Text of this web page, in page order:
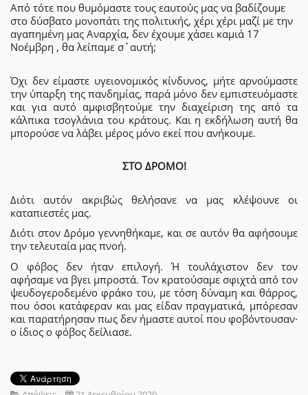
Από τότε που θυμόμαστε τους εαυτούς μας να βαδίζουμε
στο δύσβατο μονοπάτι της πολιτικής, χέρι χέρι μαζί με την
αγαπημένη μας Αναρχία, δεν έχουμε χάσει καμιά 17
Νοέμβρη , θα λείπαμε σ΄αυτή;
Όχι δεν είμαστε υγειονομικός κίνδυνος, μήτε αρνούμαστε
την ύπαρξη της πανδημίας, παρά μόνο δεν εμπιστευόμαστε
και για αυτό αμφισβητούμε την διαχείριση της από τα
κάλπικα τσογλάνια του κράτους. Και η εκδήλωση αυτή θα
μπορούσε να λάβει μέρος μόνο εκεί που ανήκουμε.
ΣΤΟ ΔΡΟΜΟ!
Διότι αυτόν ακριβώς θελήσανε να μας κλέψουνε οι
καταπιεστές μας.
Διότι στον Δρόμο γεννηθήκαμε, και σε αυτόν θα αφήσουμε
την τελευταία μας πνοή.
Ο φόβος δεν ήταν επιλογή. Ή τουλάχιστον δεν τον
αφήσαμε να βγει μπροστά. Τον κρατούσαμε σφιχτά από τον
ψευδογεροδεμένο φράκο του, με τόση δύναμη και θάρρος,
που όσοι κατάφεραν και μας είδαν πραγματικά, μπόρεσαν
και παρατήρησαν πως δεν ήμαστε αυτοί που φοβόντουσαν·
ο ίδιος ο φόβος δείλιασε.